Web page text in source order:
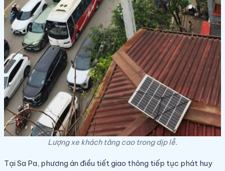
Lượng xe khách tăng cao trong dịp lễ.
Tại Sa Pa, phương án điều tiết giao thông tiếp tục phát huy